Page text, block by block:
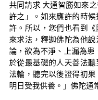
共同請求 大通智勝如來
許之」。如來應許的時
許。所以，您們也看到
來求法，釋迦佛陀為他
論，欲為不淨、上漏為患
於從最基礎的人天善法
法輪，聽完以後證得初
明日受我供養。」佛陀通